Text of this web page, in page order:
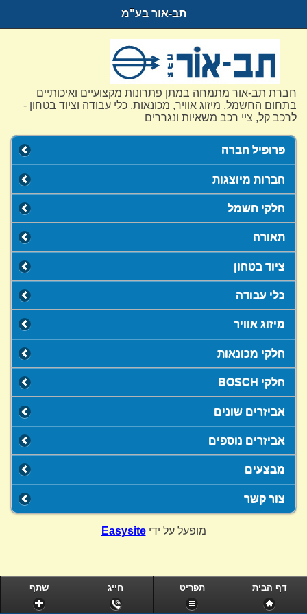
תב-אור בע"מ
חברת תב-אור מתמחה במתן פתרונות מקצועיים ואיכותיים
בתחום החשמל, מיזוג אוויר, מכונאות, כלי עבודה וציוד בטחון -
לרכב קל, ציי רכב משאיות ונגררים
פרופיל חברה
חברות מיוצגות
חלקי חשמל
תאורה
ציוד בטחון
כלי עבודה
מיזוג אוויר
חלקי מכונאות
חלקי BOSCH
אביזרים שונים
אביזרים נוספים
מבצעים
צור קשר
מופעל על ידיEasysite
שתף חייג תפריט דף הבית